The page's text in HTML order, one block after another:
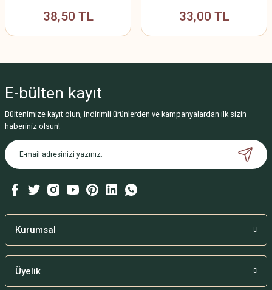
38,50 TL 33,00 TL
E-bülten kayıt
Bültenimize kayıt olun, indirimli ürünlerden ve kampanyalardan ilk sizin
haberiniz olsun!
Kurumsal
Üyelik